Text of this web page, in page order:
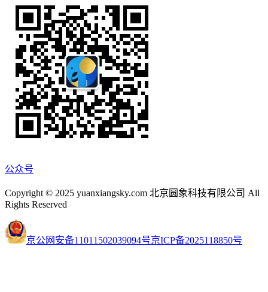
公众号
Copyright © 2025 yuanxiangsky.com 北京圆象科技有限公司 All
Rights Reserved
京公网安备11011502039094号京ICP备2025118850号